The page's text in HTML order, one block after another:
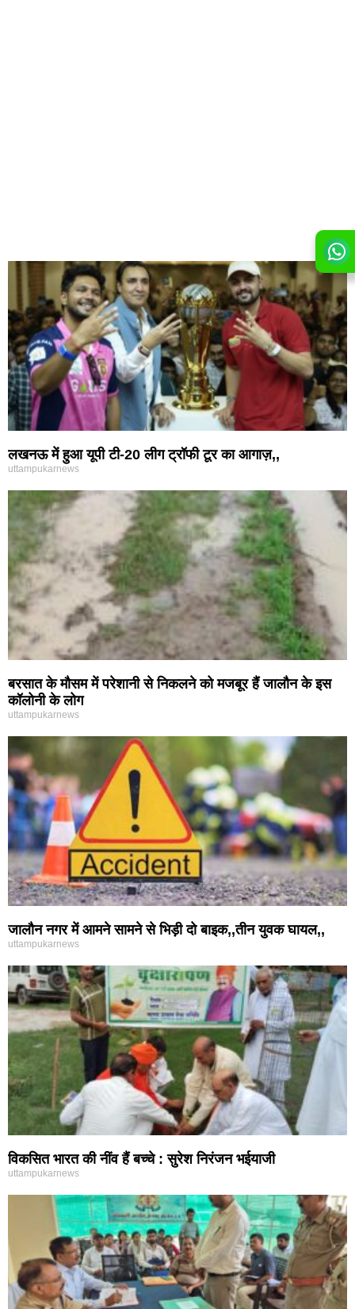
लखनऊ में हुआ यूपी टी-20 लीग ट्रॉफी टूर का आगाज़,,
uttampukarnews
बरसात के मौसम में परेशानी से निकलने को मजबूर हैं जालौन के इस
कॉलोनी के लोग
uttampukarnews
जालौन नगर में आमने सामने से भिड़ी दो बाइक,,तीन युवक घायल,,
uttampukarnews
विकसित भारत की नींव हैं बच्चे : सुरेश निरंजन भईयाजी
uttampukarnews